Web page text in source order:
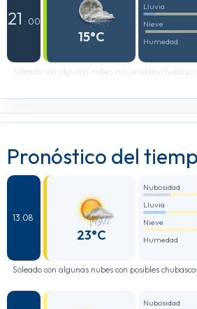
21 : 00
15°C
Lluvia
Nieve
Humedad
Soleado con algunas nubes con posibles
Pronóstico del
13.08
23°C
Nubosidad
Lluvia
Nieve
Humedad
Soleado con algunas nubes con posibles
Nubosidad